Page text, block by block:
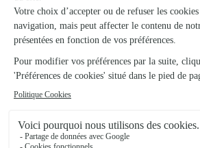
Votre fleuriste artisan à Fenain